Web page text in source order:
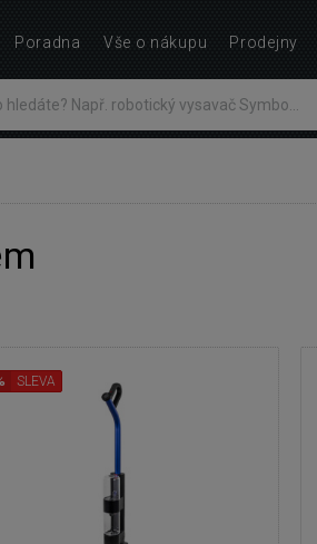
SLEVA
Poradna Vše o nákupu Prodejny